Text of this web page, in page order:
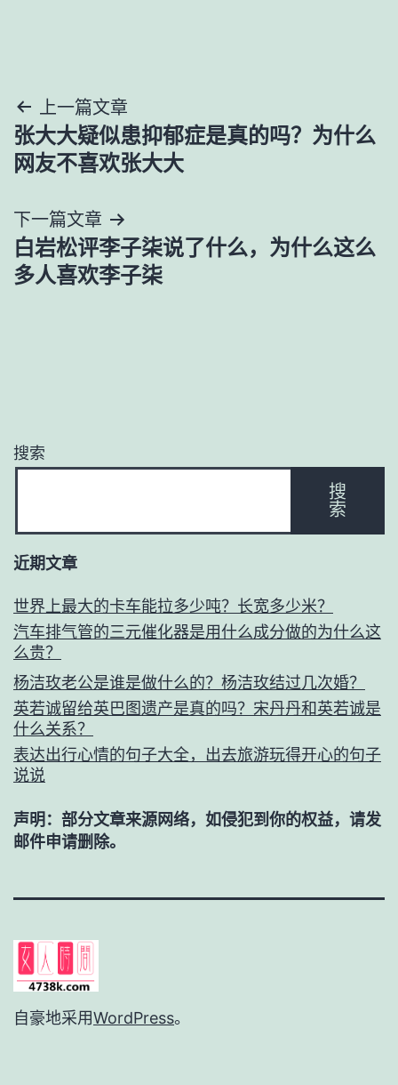
文
章
航
上一篇文章
张大大疑似患抑郁症是真的吗？为什么
网友不喜欢张大大
下一篇文章
白岩松评李子柒说了什么，为什么这么
多人喜欢李子柒
搜索
搜
索
近期文章
世界上最大的卡车能拉多少吨？长宽多少米？
汽车排气管的三元催化器是用什么成分做的为什么这
么贵？
杨洁玫老公是谁是做什么的？杨洁玫结过几次婚？
英若诚留给英巴图遗产是真的吗？宋丹丹和英若诚是
什么关系？
表达出行心情的句子大全，出去旅游玩得开心的句子
说说
声明：部分文章来源网络，如侵犯到你的权益，请发
邮件申请删除。
自豪地采用WordPress。